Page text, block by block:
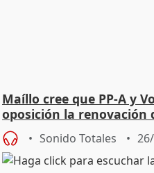
Maíllo cree que PP-A y
oposición la renovación
Defensor
Sonido Totales